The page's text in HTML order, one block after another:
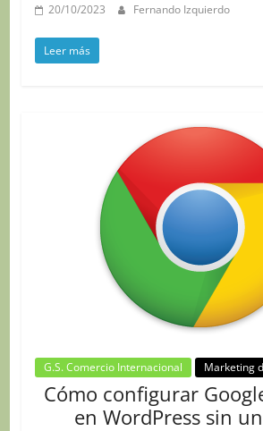
20/10/2023 Fernando Izquierdo
Leer más
G.S. Comercio Internacional Marketing
Cómo configurar
en WordPress sin